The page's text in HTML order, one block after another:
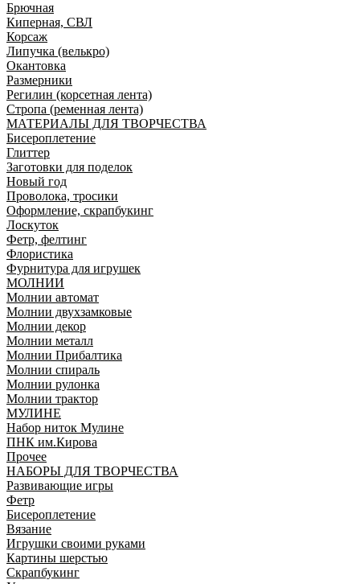
Брючная
Киперная, СВЛ
Корсаж
Липучка (велькро)
Окантовка
Размерники
Регилин (корсетная лента)
Стропа (ременная лента)
МАТЕРИАЛЫ ДЛЯ ТВОРЧЕСТВА
Бисероплетение
Глиттер
Заготовки для поделок
Новый год
Проволока, тросики
Оформление, скрапбукинг
Лоскуток
Фетр, фелтинг
Флористика
Фурнитура для игрушек
МОЛНИИ
Молнии автомат
Молнии двухзамковые
Молнии декор
Молнии металл
Молнии Прибалтика
Молнии спираль
Молнии рулонка
Молнии трактор
МУЛИНЕ
Набор ниток Мулине
ПНК им.Кирова
Прочее
НАБОРЫ ДЛЯ ТВОРЧЕСТВА
Развивающие игры
Фетр
Бисероплетение
Вязание
Игрушки своими руками
Картины шерстью
Скрапбукинг